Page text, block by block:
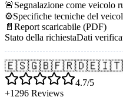
🚨Segnalazione come veicolo
⚙️Specifiche tecniche del
📄 Report scaricabile (PDF)
Stato della richiestaDati
🇪🇸🇬🇧🇫🇷🇩🇪🇮🇹
4.7/5
+1296 Reviews